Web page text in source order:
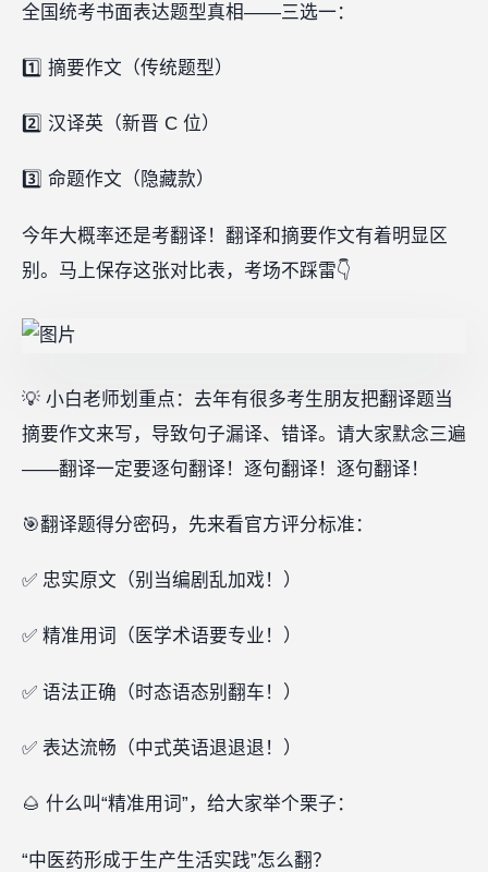
全国统考书面表达题型真相——三选一：
1️⃣ 摘要作文（传统题型）
2️⃣ 汉译英（新晋 C 位）
3️⃣ 命题作文（隐藏款）
今年大概率还是考翻译！翻译和摘要作文有着明显区
别。马上保存这张对比表，考场不踩雷👇
💡 小白老师划重点：去年有很多考生朋友把翻译题当
摘要作文来写，导致句子漏译、错译。请大家默念三遍
——翻译一定要逐句翻译！逐句翻译！逐句翻译！
🎯翻译题得分密码，先来看官方评分标准：
✅ 忠实原文（别当编剧乱加戏！）
✅ 精准用词（医学术语要专业！）
✅ 语法正确（时态语态别翻车！）
✅ 表达流畅（中式英语退退退！）
🌰 什么叫“精准用词”，给大家举个栗子：
“中医药形成于生产生活实践”怎么翻？